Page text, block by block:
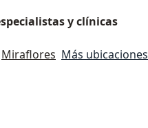
y clínicas
Miraflores Más ubicaciones